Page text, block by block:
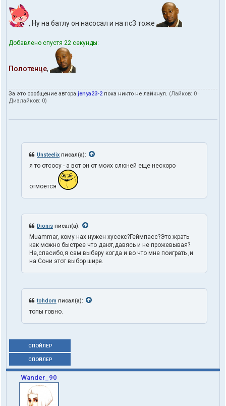
, Ну на батлу он насосал и на пс3 тоже
Добавлено спустя 22 секунды:
Полотенце,
За это сообщение автора jenya23-2 пока никто не лайкнул. (Лайков: 0 ·
Дизлайков: 0)
Unsteelix писал(а):
я то отсосу - а вот он от моих слюней еще нескоро
отмоется
Dionis писал(а):
Muammar, кому нах нужен хусекс?Геймпасс?Это жрать
как можно быстрее что дают,давясь и не прожевывая?
Не,спасибо,я сам выберу когда и во что мне поиграть ,и
на Сони этот выбор шире.
tohdom писал(а):
топы говно.
СПОЙЛЕР
СПОЙЛЕР
Wander_90